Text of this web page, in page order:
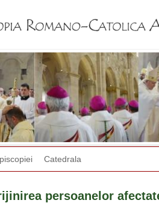
Catedrala
persoanelor